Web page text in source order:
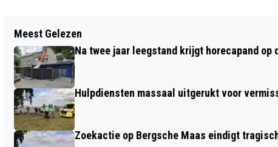
OPRUIMDAG VORMT START VAN
WONINGVERBETERING IN
BEVRIJDINGSBUURT WAALWIJK
Meest Gelezen
Na twee jaar leegstand krijgt horecapand
Hulpdiensten massaal uitgerukt voor
Zoekactie op Bergsche Maas eindigt